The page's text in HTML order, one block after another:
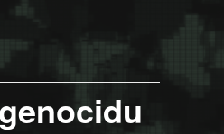
Chiraca i Clintona 13.